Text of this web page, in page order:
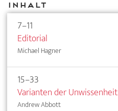
Inhalt
7–11
Editorial
Michael Hagner
15–33
Varianten der Unwissenheit
Andrew Abbott